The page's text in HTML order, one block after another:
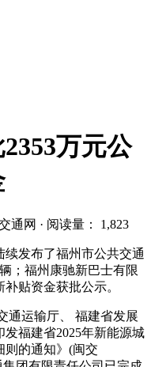
万元公
通网 · 阅读量： 1,823
续发布了福州市公共交通
；福州康驰新巴士有限
贴资金获批公示。
通运输厅、 福建省发展
福建省2025年新能源城
则的通知》(闽交